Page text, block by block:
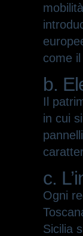
come
b.
Il
in cui
c.
Ogni
Sicilia